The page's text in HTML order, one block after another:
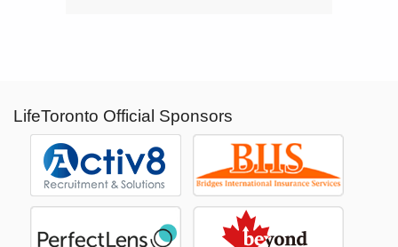
LifeToronto Official Sponsors